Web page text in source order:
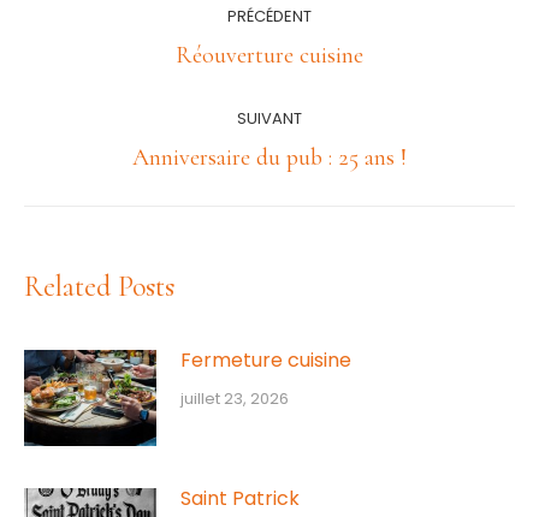
PRÉCÉDENT
Article
:
Réouverture cuisine
SUIVANT
Article
Anniversaire du pub : 25 ans !
Related Posts
Fermeture cuisine
juillet 23, 2026
Saint Patrick